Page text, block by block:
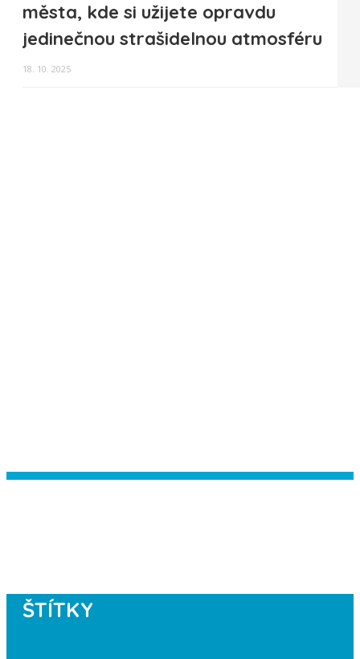
města, kde si užijete opravdu
jedinečnou strašidelnou atmosféru
18. 10. 2025
ŠTÍTKY